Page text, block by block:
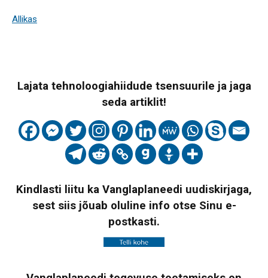
Allikas
Lajata tehnoloogiahiidude tsensuurile ja jaga
seda artiklit!
Kindlasti liitu ka Vanglaplaneedi uudiskirjaga,
sest siis jõuab oluline info otse Sinu e-
postkasti.